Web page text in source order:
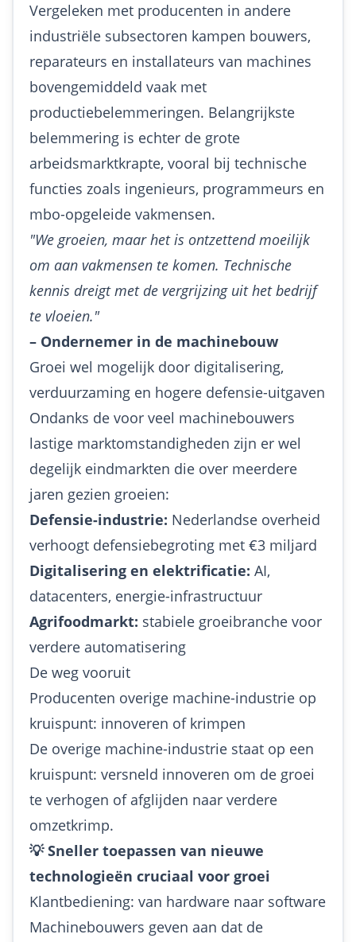
Vergeleken met producenten in andere
industriële subsectoren kampen bouwers,
reparateurs en installateurs van machines
bovengemiddeld vaak met
productiebelemmeringen. Belangrijkste
belemmering is echter de grote
arbeidsmarktkrapte, vooral bij technische
functies zoals ingenieurs, programmeurs en
mbo-opgeleide vakmensen.
"We groeien, maar het is ontzettend moeilijk
om aan vakmensen te komen. Technische
kennis dreigt met de vergrijzing uit het bedrijf
te vloeien."
– Ondernemer in de machinebouw
Groei wel mogelijk door digitalisering,
verduurzaming en hogere defensie-uitgaven
Ondanks de voor veel machinebouwers
lastige marktomstandigheden zijn er wel
degelijk eindmarkten die over meerdere
jaren gezien groeien:
Defensie-industrie: Nederlandse overheid
verhoogt defensiebegroting met €3 miljard
Digitalisering en elektrificatie: AI,
datacenters, energie-infrastructuur
Agrifoodmarkt: stabiele groeibranche voor
verdere automatisering
De weg vooruit
Producenten overige machine-industrie op
kruispunt: innoveren of krimpen
De overige machine-industrie staat op een
kruispunt: versneld innoveren om de groei
te verhogen of afglijden naar verdere
omzetkrimp.
💡 Sneller toepassen van nieuwe
technologieën cruciaal voor groei
Klantbediening: van hardware naar software
Machinebouwers geven aan dat de